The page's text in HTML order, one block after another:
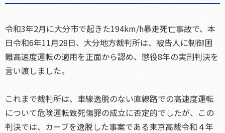
令和3年2月に大分市で起きた194km/h暴走死亡事故で、本
日令和6年11月28日、大分地方裁判所は、被告人に制御困
難高速度運転の適用を正面から認め、懲役8年の実刑判決を
言い渡しました。
これまで裁判所は、車線逸脱のない直線路での高速度運転
について危険運転致死傷罪の成立に否定的でしたが、この
判決では、カーブを逸脱した事案である東京高裁令和４年